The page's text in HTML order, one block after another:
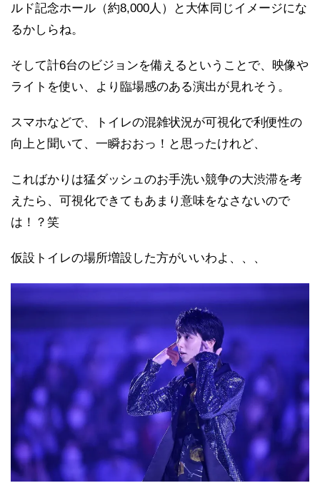
ルド記念ホール（約8,000人）と大体同じイメージにな
るかしらね。
そして計6台のビジョンを備えるということで、映像や
ライトを使い、より臨場感のある演出が見れそう。
スマホなどで、トイレの混雑状況が可視化で利便性の
向上と聞いて、一瞬おおっ！と思ったけれど、
こればかりは猛ダッシュのお手洗い競争の大渋滞を考
えたら、可視化できてもあまり意味をなさないので
は！？笑
仮設トイレの場所増設した方がいいわよ、、、